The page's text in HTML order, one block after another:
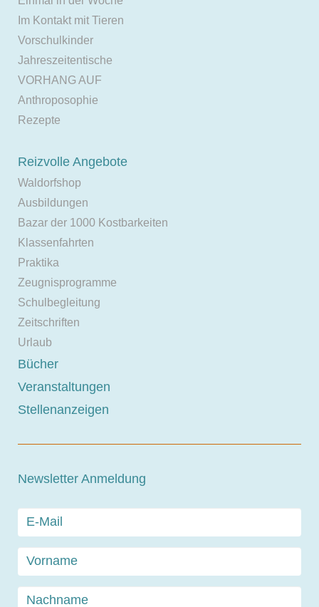
Im Kontakt mit Tieren
Vorschulkinder
Jahreszeitentische
VORHANG AUF
Anthroposophie
Rezepte
Reizvolle Angebote
Waldorfshop
Ausbildungen
Bazar der 1000 Kostbarkeiten
Klassenfahrten
Praktika
Zeugnisprogramme
Schulbegleitung
Zeitschriften
Urlaub
Bücher
Veranstaltungen
Stellenanzeigen
Newsletter Anmeldung